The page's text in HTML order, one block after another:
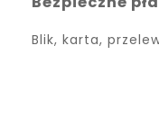
Blik, karta,